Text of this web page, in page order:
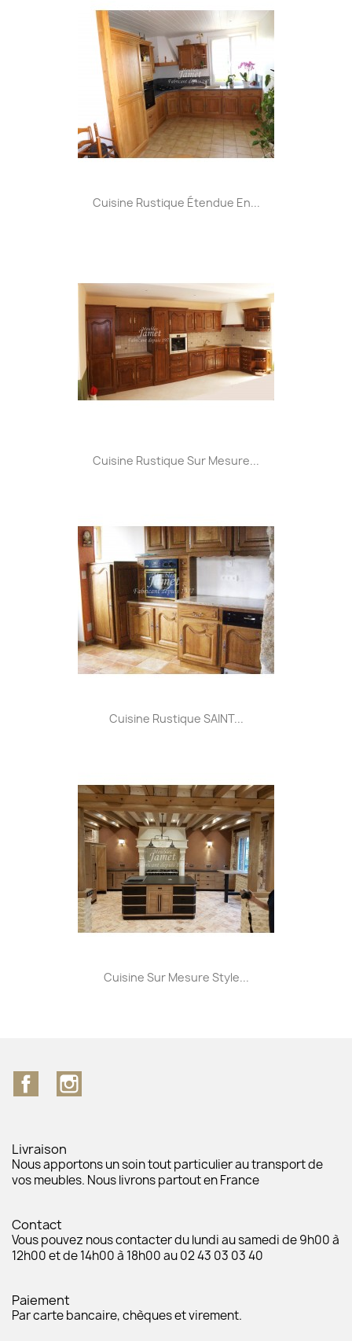
Cuisine Rustique Étendue En...
Cuisine Rustique Sur Mesure...
Cuisine Rustique SAINT...
Cuisine Sur Mesure Style...
Facebook
Livraison
Nous apportons un soin tout particulier au transport de
vos meubles. Nous livrons partout en France
Contact
Vous pouvez nous contacter du lundi au samedi de 9h00 à
12h00 et de 14h00 à 18h00 au 02 43 03 03 40
Paiement
Par carte bancaire, chèques et virement.